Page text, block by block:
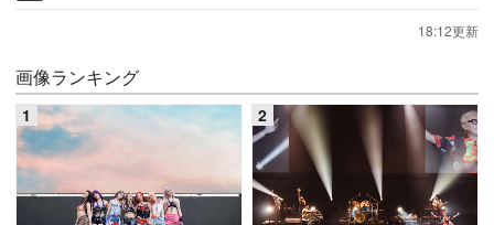
18:12更新
画像ランキング